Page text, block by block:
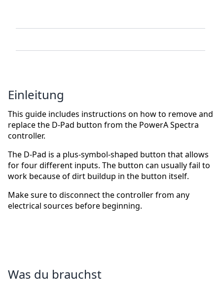
Einleitung
This guide includes instructions on how to remove and
replace the D-Pad button from the PowerA Spectra
controller.
The D-Pad is a plus-symbol-shaped button that allows
for four different inputs. The button can usually fail to
work because of dirt buildup in the button itself.
Make sure to disconnect the controller from any
electrical sources before beginning.
Was du brauchst